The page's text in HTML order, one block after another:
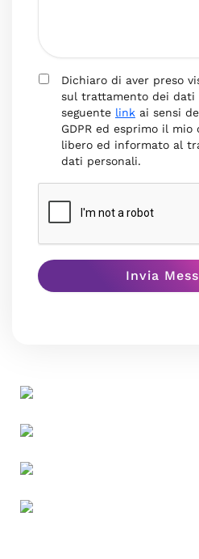
Dichiaro di aver preso
sul trattamento dei dati
seguente link ai sensi
GDPR ed esprimo il mio
libero ed informato al
dati personali.